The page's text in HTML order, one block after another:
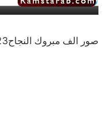
صور الف مبروك النجاح23